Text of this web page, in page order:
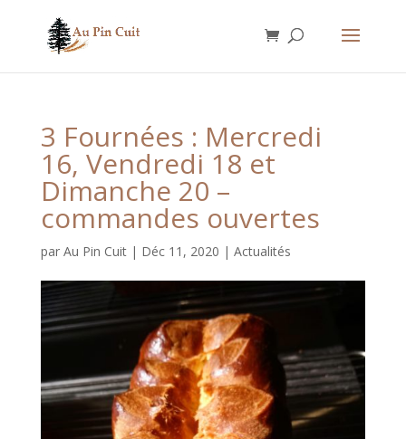
3 Fournées : Mercredi
16, Vendredi 18 et
Dimanche 20 –
commandes ouvertes
par Au Pin Cuit| Déc 11, 2020 | Actualités